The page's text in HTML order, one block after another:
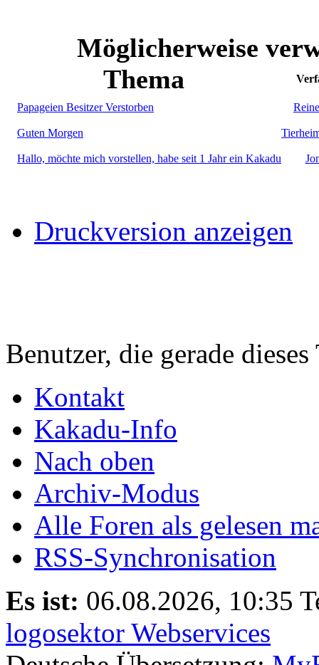
Möglicherweise
Thema
Papageien Besitzer Verstorben
Guten Morgen
Hallo, möchte mich vorstellen, habe seit 1 Jahr ein Kakadu
Druckversion anzeigen
Benutzer, die gerade
Kontakt
Kakadu-Info
Nach oben
Archiv-Modus
Alle Foren als gelesen
RSS-Synchronisation
Es ist: 06.08.2026, 10:35
logosektor Webservices